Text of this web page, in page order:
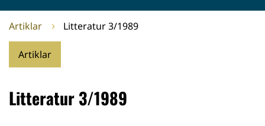
Artiklar Litteratur 3/1989
Artiklar
Litteratur 3/1989